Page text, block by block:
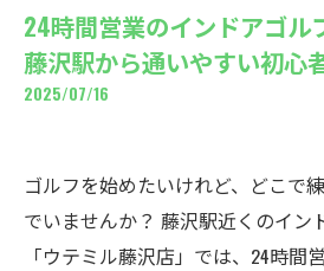
24時間営業のインドアゴル
藤沢駅から通いやすい初心
2025/07/16
ゴルフを始めたいけれど、どこで
でいませんか？ 藤沢駅近くのイン
「ウテミル藤沢店」では、24時間